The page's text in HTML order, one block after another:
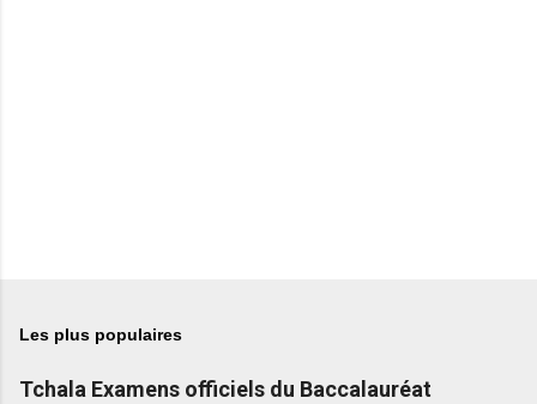
Les plus populaires
Tchala Examens officiels du Baccalauréat